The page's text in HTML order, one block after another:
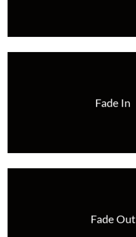
Fade In
Fade Out